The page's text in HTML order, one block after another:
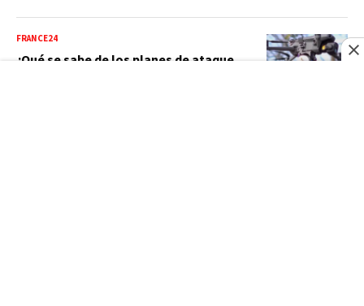
FRANCE24
¿Qué se sabe de los planes de ataque